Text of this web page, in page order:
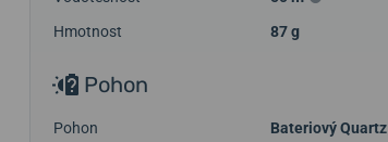
Hmotnost
87 g
Pohon
Pohon
Bateriový Quartz